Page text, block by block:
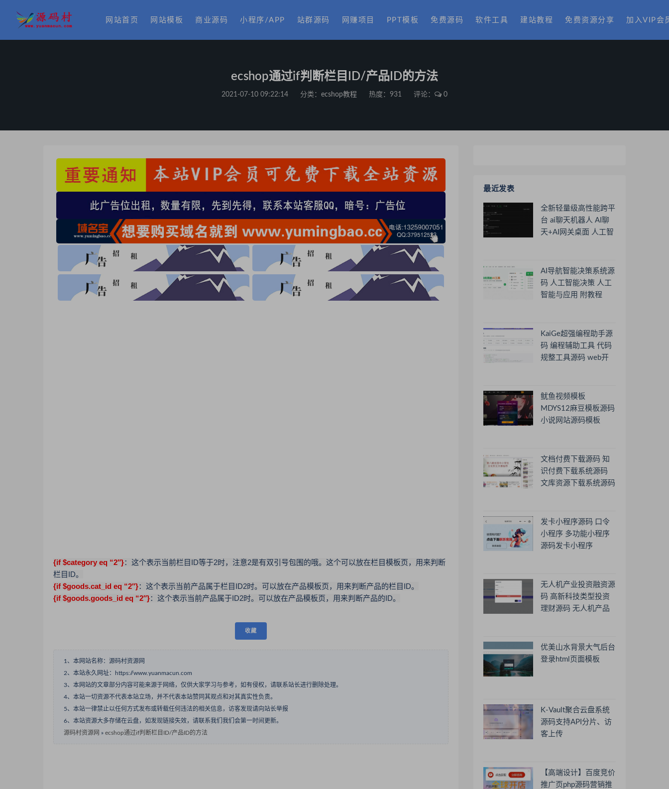
网站首页 网站模板 商业源码 小程序/APP 站群源码 网赚项目 PPT模板 免费源码 软件工具 建站教程 免费资源分享 加入VIP会
ecshop通过if判断栏目ID/产品ID的方法
2021-07-10 09:22:14 分类： ecshop教程 热度：931 评论： 0
{if $category eq “2″}：这个表示当前栏目ID等于2时，注意2是有双引号包围的哦。这个可以放在栏目模板页，用来判断
栏目ID。
{if $goods.cat_id eq “2″}：这个表示当前产品属于栏目ID2时。可以放在产品模板页，用来判断产品的栏目ID。
{if $goods.goods_id eq “2″}：这个表示当前产品属于ID2时。可以放在产品模板页，用来判断产品的ID。
收藏
1、本网站名称：源码村资源网
2、本站永久网址：https://www.yuanmacun.com
3、本网站的文章部分内容可能来源于网络，仅供大家学习与参考，如有侵权，请联系站长进行删除处理。
4、本站一切资源不代表本站立场，并不代表本站赞同其观点和对其真实性负责。
5、本站一律禁止以任何方式发布或转载任何违法的相关信息，访客发现请向站长举报
6、本站资源大多存储在云盘，如发现链接失效，请联系我们我们会第一时间更新。
源码村资源网 » ecshop通过if判断栏目ID/产品ID的方法
最近发表
全新轻量级高性能跨平
台 ai聊天机器人 AI聊
天+AI网关桌面 人工智
AI导航智能决策系统源
码 人工智能决策 人工
智能与应用 附教程
KaiGe超强编程助手源
码 编程辅助工具 代码
规整工具源码 web开
鱿鱼视频模板
MDYS12麻豆模板源码
小说网站源码模板
文档付费下载源码 知
识付费下载系统源码
文库资源下载系统源码
发卡小程序源码 口令
小程序 多功能小程序
源码发卡小程序
无人机产业投资融资源
码 高新科技类型投资
理财源码 无人机产品
优美山水背景大气后台
登录html页面模板
K-Vault聚合云盘系统
源码支持API分片、访
客上传
【高端设计】百度竞价
推广页php源码营销推